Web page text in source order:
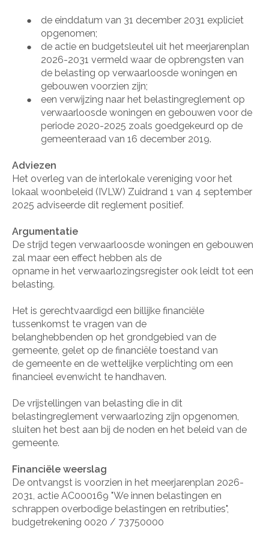
●
de einddatum van 31 december 2031 expliciet
opgenomen;
●
de actie en budgetsleutel uit het meerjarenplan
2026-2031 vermeld waar de opbrengsten van
de belasting op verwaarloosde woningen en
gebouwen voorzien zijn;
●
een verwijzing naar het belastingreglement op
verwaarloosde woningen en gebouwen voor de
periode 2020-2025 zoals goedgekeurd op de
gemeenteraad van 16 december 2019.
Adviezen
Het overleg van de interlokale vereniging voor het
lokaal woonbeleid (IVLW) Zuidrand 1 van 4 september
2025 adviseerde dit reglement positief.
Argumentatie
De strijd tegen verwaarloosde woningen en gebouwen
zal maar een effect hebben als de
opname in het verwaarlozingsregister ook leidt tot een
belasting.
Het is gerechtvaardigd een billijke financiële
tussenkomst te vragen van de
belanghebbenden op het grondgebied van de
gemeente, gelet op de financiële toestand van
de gemeente en de wettelijke verplichting om een
financieel evenwicht te handhaven.
De vrijstellingen van belasting die in dit
belastingreglement verwaarlozing zijn opgenomen,
sluiten het best aan bij de noden en het beleid van de
gemeente.
Financiële weerslag
De ontvangst is voorzien in het meerjarenplan 2026-
2031, actie AC000169 "We innen belastingen en
schrappen overbodige belastingen en retributies",
budgetrekening 0020 / 73750000